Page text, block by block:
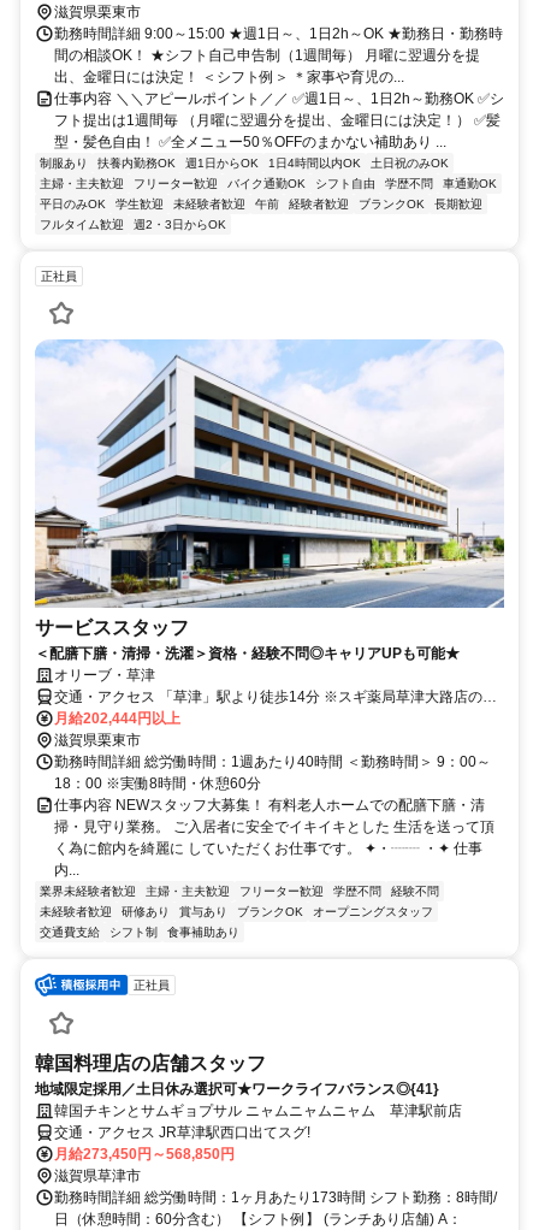
滋賀県栗東市
勤務時間詳細 9:00～15:00 ★週1日～、1日2h～OK ★勤務日・勤務時
間の相談OK！ ★シフト自己申告制（1週間毎） 月曜に翌週分を提
出、金曜日には決定！ ＜シフト例＞ ＊家事や育児の...
仕事内容 ＼＼アピールポイント／／ ✅週1日～、1日2h～勤務OK ✅シ
フト提出は1週間毎 （月曜に翌週分を提出、金曜日には決定！） ✅髪
型・髪色自由！ ✅全メニュー50％OFFのまかない補助あり ...
制服あり 扶養内勤務OK 週1日からOK 1日4時間以内OK
土日祝のみOK
主婦・主夫歓迎
フリーター歓迎 バイク通勤OK シフト自由 学歴不問
車通勤OK
平日のみOK
学生歓迎 未経験者歓迎 午前 経験者歓迎 ブランクOK
長期歓迎
フルタイム歓迎
週2・3日からOK
正社員
サービススタッフ
＜配膳下膳・清掃・洗濯＞資格・経験不問◎キャリアUPも可能★
オリーブ・草津
交通・アクセス 「草津」駅より徒歩14分 ※スギ薬局草津大路店の向
い
月給202,444円以上
滋賀県栗東市
勤務時間詳細 総労働時間：1週あたり40時間 ＜勤務時間＞ 9：00～
18：00 ※実働8時間・休憩60分
仕事内容 NEWスタッフ大募集！ 有料老人ホームでの配膳下膳・清
掃・見守り業務。 ご入居者に安全でイキイキとした 生活を送って頂
く為に館内を綺麗に していただくお仕事です。 ✦・┈┈ ・✦ 仕事
内...
業界未経験者歓迎 主婦・主夫歓迎 フリーター歓迎 学歴不問
経験不問
未経験者歓迎
研修あり 賞与あり ブランクOK
オープニングスタッフ
交通費支給
シフト制 食事補助あり
正社員
韓国料理店の店舗スタッフ
地域限定採用／土日休み選択可★ワークライフバランス◎{41}
韓国チキンとサムギョプサル ニャムニャムニャム 草津駅前店
交通・アクセス JR草津駅西口出てスグ!
月給273,450円～568,850円
滋賀県草津市
勤務時間詳細 総労働時間：1ヶ月あたり173時間 シフト勤務：8時間/
日（休憩時間：60分含む） 【シフト例】 (ランチあり店舗) A：